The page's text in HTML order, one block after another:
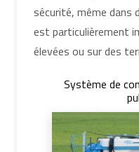
sécurité, même dans
est particulièrement
élevées ou sur des
Système de